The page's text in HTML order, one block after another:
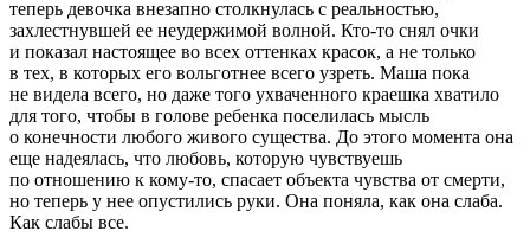
теперь девочка внезапно столкнулась с реальностью,
захлестнувшей ее неудержимой волной. Кто-то снял очки
и показал настоящее во всех оттенках красок, а не только
в тех, в которых его вольготнее всего узреть. Маша пока
не видела всего, но даже того ухваченного краешка хватило
для того, чтобы в голове ребенка поселилась мысль
о конечности любого живого существа. До этого момента она
еще надеялась, что любовь, которую чувствуешь
по отношению к кому-то, спасает объекта чувства от смерти,
но теперь у нее опустились руки. Она поняла, как она слаба.
Как слабы все.